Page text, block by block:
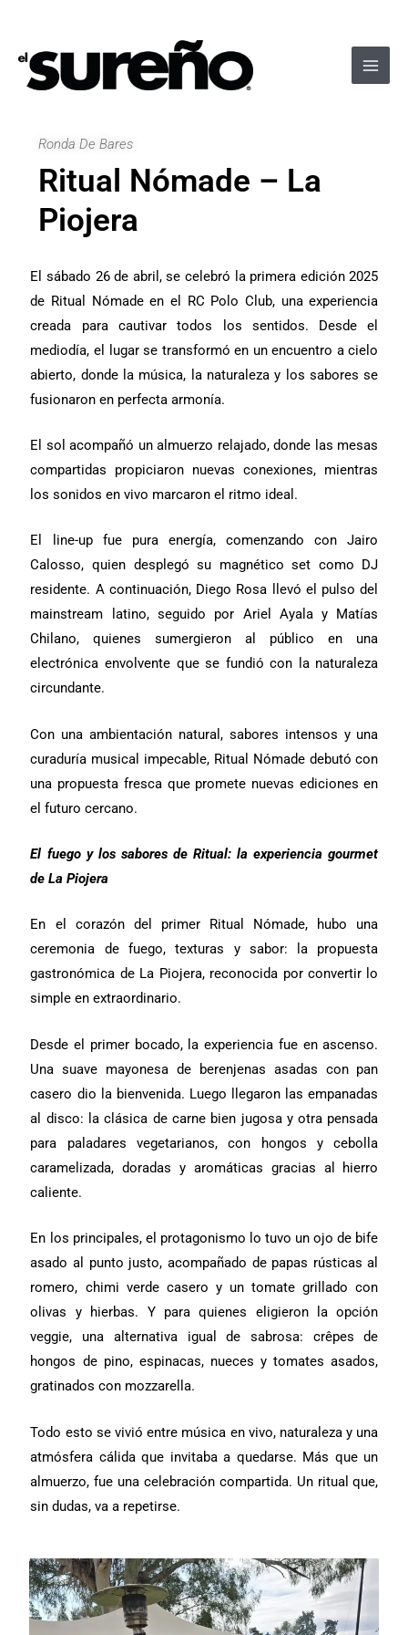
contenido
Ronda De Bares
Ritual Nómade – La
Piojera
El sábado 26 de abril, se celebró la primera edición 2025
de Ritual Nómade en el RC Polo Club, una experiencia
creada para cautivar todos los sentidos. Desde el
mediodía, el lugar se transformó en un encuentro a cielo
abierto, donde la música, la naturaleza y los sabores se
fusionaron en perfecta armonía.
El sol acompañó un almuerzo relajado, donde las mesas
compartidas propiciaron nuevas conexiones, mientras
los sonidos en vivo marcaron el ritmo ideal.
El line-up fue pura energía, comenzando con Jairo
Calosso, quien desplegó su magnético set como DJ
residente. A continuación, Diego Rosa llevó el pulso del
mainstream latino, seguido por Ariel Ayala y Matías
Chilano, quienes sumergieron al público en una
electrónica envolvente que se fundió con la naturaleza
circundante.
Con una ambientación natural, sabores intensos y una
curaduría musical impecable, Ritual Nómade debutó con
una propuesta fresca que promete nuevas ediciones en
el futuro cercano.
El fuego y los sabores de Ritual: la experiencia gourmet
de La Piojera
En el corazón del primer Ritual Nómade, hubo una
ceremonia de fuego, texturas y sabor: la propuesta
gastronómica de La Piojera, reconocida por convertir lo
simple en extraordinario.
Desde el primer bocado, la experiencia fue en ascenso.
Una suave mayonesa de berenjenas asadas con pan
casero dio la bienvenida. Luego llegaron las empanadas
al disco: la clásica de carne bien jugosa y otra pensada
para paladares vegetarianos, con hongos y cebolla
caramelizada, doradas y aromáticas gracias al hierro
caliente.
En los principales, el protagonismo lo tuvo un ojo de bife
asado al punto justo, acompañado de papas rústicas al
romero, chimi verde casero y un tomate grillado con
olivas y hierbas. Y para quienes eligieron la opción
veggie, una alternativa igual de sabrosa: crêpes de
hongos de pino, espinacas, nueces y tomates asados,
gratinados con mozzarella.
Todo esto se vivió entre música en vivo, naturaleza y una
atmósfera cálida que invitaba a quedarse. Más que un
almuerzo, fue una celebración compartida. Un ritual que,
sin dudas, va a repetirse.
entradas